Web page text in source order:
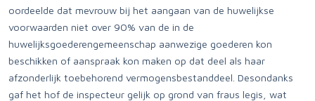
oordeelde dat mevrouw bij het aangaan van de huwelijkse
voorwaarden niet over 90% van de in de
huwelijksgoederengemeenschap aanwezige goederen kon
beschikken of aanspraak kon maken op dat deel als haar
afzonderlijk toebehorend vermogensbestanddeel. Desondanks
gaf het hof de inspecteur gelijk op grond van fraus legis, wat